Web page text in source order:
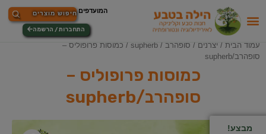
התחברות / הרשמה
עמוד הבית / יצרנים / סופהרב / supherb
/ כמוסות פרופוליס –
סופהרב/supherb
כמוסות פרופוליס –
סופהרב/supherb
מבצע!